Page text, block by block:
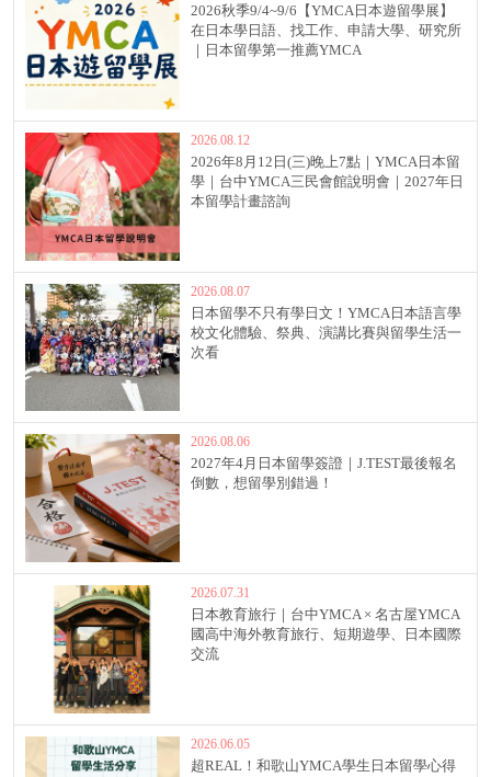
2026秋季9/4~9/6【YMCA日本遊留學展】
在日本學日語、找工作、申請大學、研究所
｜日本留學第一推薦YMCA
2026.08.12
2026年8月12日(三)晚上7點｜YMCA日本留
學｜台中YMCA三民會館說明會｜2027年日
本留學計畫諮詢
2026.08.07
日本留學不只有學日文！YMCA日本語言學
校文化體驗、祭典、演講比賽與留學生活一
次看
2026.08.06
2027年4月日本留學簽證｜J.TEST最後報名
倒數，想留學別錯過！
2026.07.31
日本教育旅行｜台中YMCA × 名古屋YMCA
國高中海外教育旅行、短期遊學、日本國際
交流
2026.06.05
超REAL！和歌山YMCA學生日本留學心得